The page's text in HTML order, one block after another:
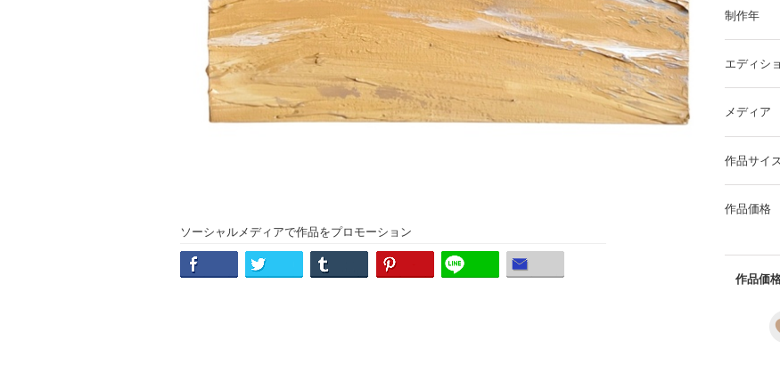
ソーシャルメディアで作品をプロモーション
制作年
エディシ
メディア
作品サイ
作品価格
作品価